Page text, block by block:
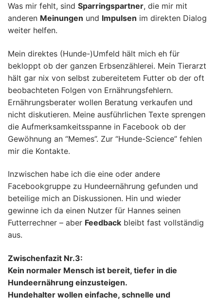
Was mir fehlt, sind Sparringspartner, die mir mit
anderen Meinungen und Impulsen im direkten Dialog
weiter helfen.
Mein direktes (Hunde-)Umfeld hält mich eh für
bekloppt ob der ganzen Erbsenzählerei. Mein Tierarzt
hält gar nix von selbst zubereitetem Futter ob der oft
beobachteten Folgen von Ernährungsfehlern.
Ernährungsberater wollen Beratung verkaufen und
nicht diskutieren. Meine ausführlichen Texte sprengen
die Aufmerksamkeitsspanne in Facebook ob der
Gewöhnung an “Memes”. Zur “Hunde-Science” fehlen
mir die Kontakte.
Inzwischen habe ich die eine oder andere
Facebookgruppe zu Hundeernährung gefunden und
beteilige mich an Diskussionen. Hin und wieder
gewinne ich da einen Nutzer für Hannes seinen
Futterrechner – aber Feedback bleibt fast vollständig
aus.
Zwischenfazit Nr.3:
Kein normaler Mensch ist bereit, tiefer in die
Hundeernährung einzusteigen.
Hundehalter wollen einfache, schnelle und